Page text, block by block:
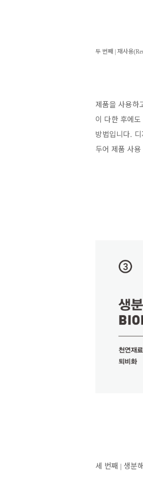
두 번째 | 재사용
제품을 사용하
이 다한 후에
방법입니다.
두어 제품 사
세 번째 | 생분해